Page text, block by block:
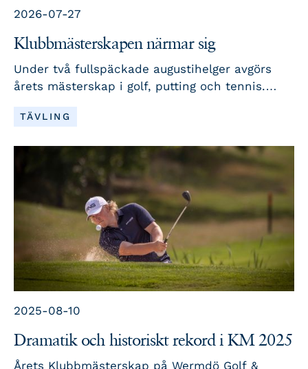
2026-07-27
Klubbmästerskapen närmar sig
Under två fullspäckade augustihelger avgörs
årets mästerskap i golf, putting och tennis.
Oavsett om du vill tävla om titlarna eller följa
dramatiken från sidan väntar spännande
höjdpunkt i klubbkalendern.
TÄVLING
LÄS MER
2025-08-10
Dramatik och historiskt rekord i KM 2025
Årets Klubbmästerskap på Wermdö Golf &